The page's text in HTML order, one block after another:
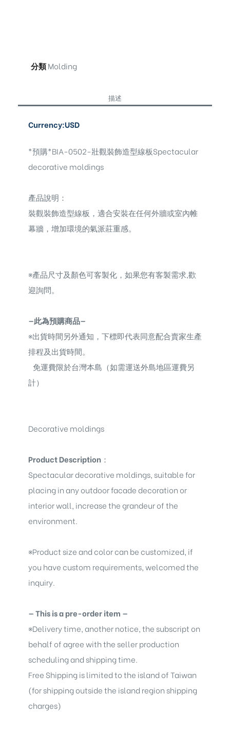
分類Molding
描述
Currency:USD
*預購*BIA-0502-壯觀裝飾造型線板Spectacular
decorative moldings
產品說明：
裝觀裝飾造型線板，適合安裝在任何外牆或室內帷
幕牆，增加環境的氣派莊重感。
※產品尺寸及顏色可客製化，如果您有客製需求,歡
迎詢問。
—此為預購商品—
※出貨時間另外通知，下標即代表同意配合賣家生產
排程及出貨時間。
免運費限於台灣本島（如需運送外島地區運費另
計）
Decorative moldings
Product Description ：
Spectacular decorative moldings, suitable for
placing in any outdoor facade decoration or
interior wall, increase the grandeur of the
environment.
※Product size and color can be customized, if
you have custom requirements, welcomed the
inquiry.
— This is a pre-order item —
※Delivery time, another notice, the subscript on
behalf of agree with the seller production
scheduling and shipping time.
Free Shipping is limited to the island of Taiwan
(for shipping outside the island region shipping
charges)